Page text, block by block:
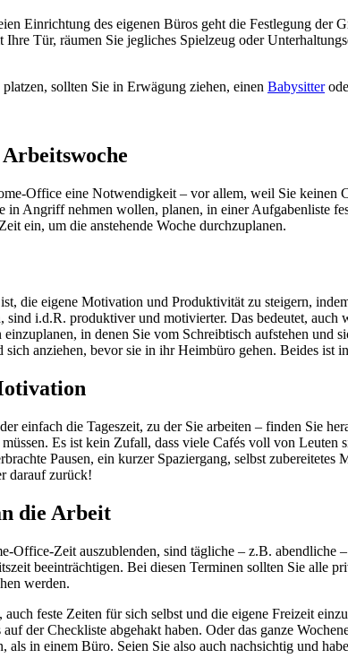
Einrichtung des eigenen Büros geht die Festlegung
Tür, räumen Sie jegliches Spielzeug oder
sollten Sie in Erwägung ziehen, einen Babysitter
Office eine Notwendigkeit – vor allem, weil Sie keinen
in Angriff nehmen wollen, planen, in einer Aufgabenliste
ein, um die anstehende Woche durchzuplanen.
die eigene Motivation und Produktivität zu steigern,
i.d.R. produktiver und motivierter. Das bedeutet,
in denen Sie vom Schreibtisch aufstehen und
anziehen, bevor sie in ihr Heimbüro gehen. Beides ist
einfach die Tageszeit, zu der Sie arbeiten – finden Sie
Es ist kein Zufall, dass viele Cafés voll von
Pausen, ein kurzer Spaziergang, selbst
darauf zurück!
die Arbeit
Zeit auszublenden, sind tägliche – z.B. abendliche
beeinträchtigen. Bei diesen Terminen sollten Sie alle
werden.
feste Zeiten für sich selbst und die eigene Freizeit
der Checkliste abgehakt haben. Oder das ganze
in einem Büro. Seien Sie also auch nachsichtig und